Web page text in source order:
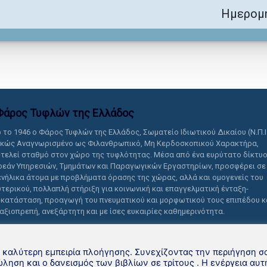
Τυφλών της Ελλάδoς
1946 ο Φάρος Τυφλών της Ελλάδος, Σωματείο Ιδιωτικού Δικαίου
Αναγνωρισμένο ως Φιλανθρωπικό, Μη Κερδοσκοπικού Χαρακτήρα,
σταθμό στον χώρο της τυφλότητας. Μέσα από ένα ευρύτατο δίκτυο
Υπηρεσιών, Τμημάτων και Παραγωγικών Εργαστηρίων, προσφέρει
άτομα με προβλήματα όρασης της χώρας, αλλά και ομογενείς του
πολλαπλή στήριξη για κοινωνική και επαγγελματική ένταξη-
προαγωγή του πνευματικού και μορφωτικού τους επιπέδου
ανεξάρτητη και με ίσες ευκαιρίες καθημερινότητα.
βιβλιοθήκη Φάρου Τυφλών της Ελλάδoς
εμπειρία πλοήγησης. Συνεχίζοντας την περιήγηση
και ο δανεισμός των βιβλίων σε τρίτους . Η ενέργεια